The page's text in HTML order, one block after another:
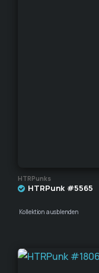
HTRPunks
HTRPunk #5565
Kollektion ausblenden